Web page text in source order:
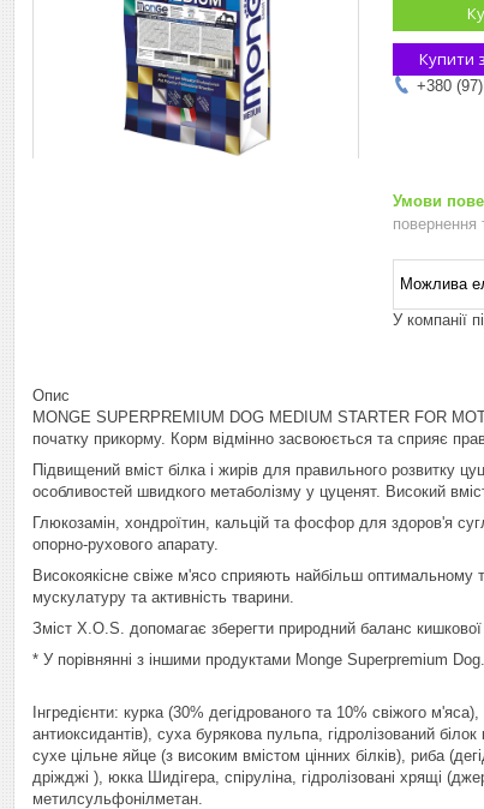
Купити з
+380
повернення
У компанії
Опис
MONGE SUPERPREMIUM DOG MEDIUM STARTER FOR
початку прикорму. Корм відмінно засвоюється та сприяє
Підвищений вміст білка і жирів для правильного розвитку
особливостей швидкого метаболізму у цуценят. Високий
Глюкозамін, хондроїтин, кальцій та фосфор для здоров'я
опорно-рухового апарату.
Високоякісне свіже м'ясо сприяють найбільш
мускулатуру та активність тварини.
Зміст X.O.S. допомагає зберегти природний баланс
* У порівнянні з іншими продуктами Monge Superpremium Dog.
Інгредієнти: курка (30% дегідрованого та 10% свіжого
антиоксидантів), суха бурякова пульпа, гідролізований
сухе цільне яйце (з високим вмістом цінних білків), риба
дріжджі ), юкка Шидігера, спіруліна, гідролізовані хрящі
метилсульфонілметан.